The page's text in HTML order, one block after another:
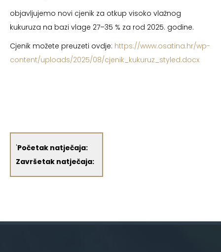
objavljujemo novi cjenik za otkup visoko vlažnog
kukuruza na bazi vlage 27–35 % za rod 2025. godine.
Cjenik možete preuzeti ovdje: https://www.osatina.hr/wp-
content/uploads/2025/08/cjenik_kukuruz_styled.docx
'Početak natječaja:
Završetak natječaja: